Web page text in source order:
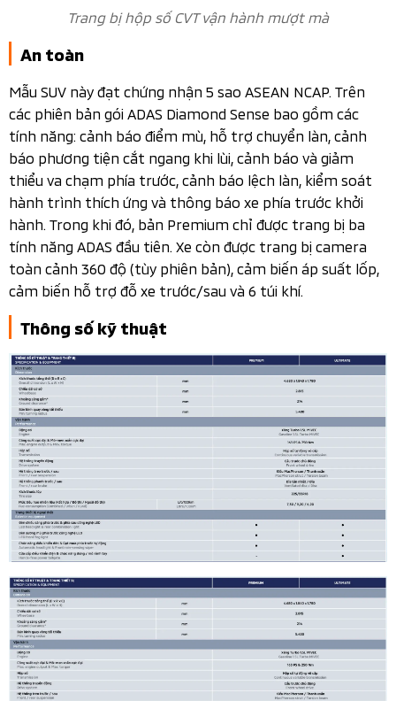
Trang bị hộp số CVT vận hành mượt mà
An toàn
Mẫu SUV này đạt chứng nhận 5 sao ASEAN NCAP. Trên
các phiên bản gói ADAS Diamond Sense bao gồm các
tính năng: cảnh báo điểm mù, hỗ trợ chuyển làn, cảnh
báo phương tiện cắt ngang khi lùi, cảnh báo và giảm
thiểu va chạm phía trước, cảnh báo lệch làn, kiểm soát
hành trình thích ứng và thông báo xe phía trước khởi
hành. Trong khi đó, bản Premium chỉ được trang bị ba
tính năng ADAS đầu tiên. Xe còn được trang bị camera
toàn cảnh 360 độ (tùy phiên bản), cảm biến áp suất lốp,
cảm biến hỗ trợ đỗ xe trước/sau và 6 túi khí.
Thông số kỹ thuật